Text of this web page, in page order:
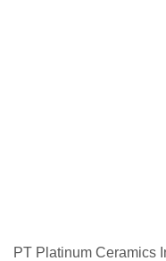
PT Platinum Ceramics